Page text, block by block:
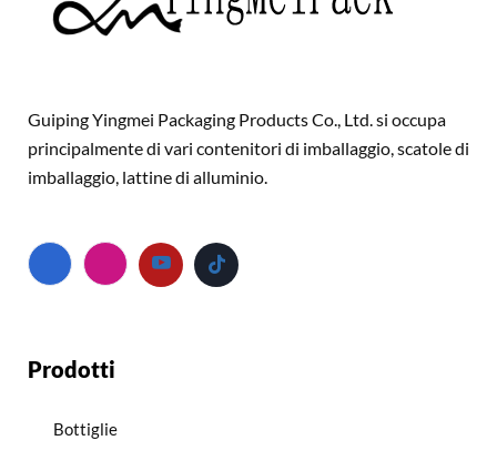
Guiping Yingmei Packaging Products Co., Ltd. si occupa
principalmente di vari contenitori di imballaggio, scatole di
imballaggio, lattine di alluminio.
Prodotti
Bottiglie